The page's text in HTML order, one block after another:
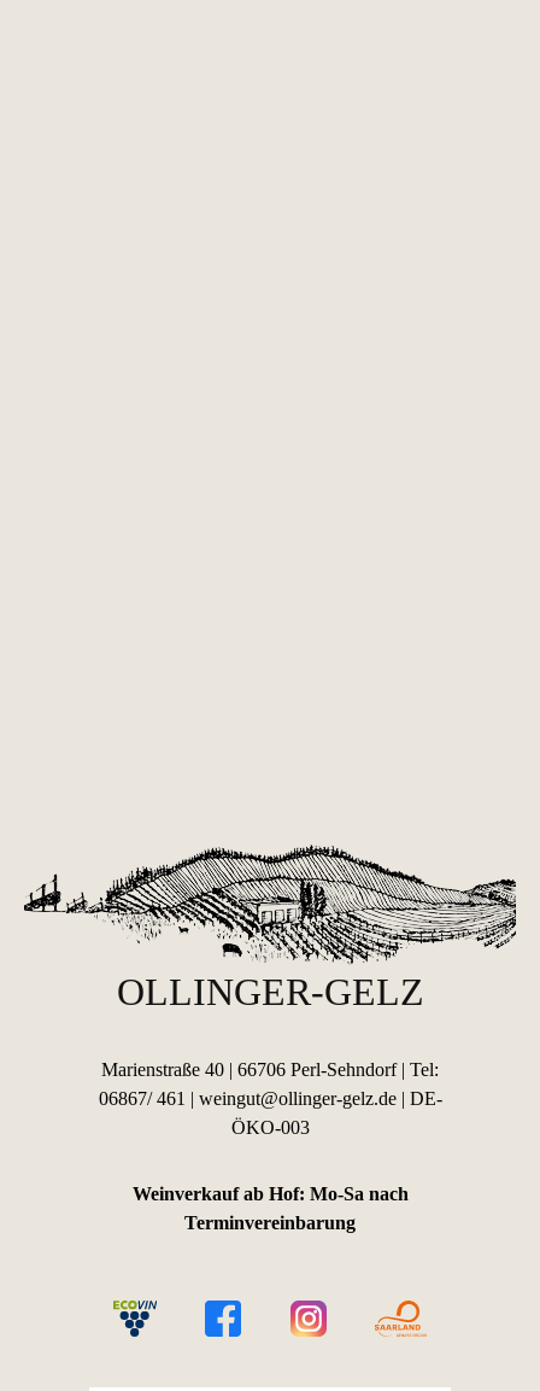
OLLINGER-GELZ
Marienstraße 40 | 66706 Perl-Sehndorf | Tel:
06867/ 461 | weingut@ollinger-gelz.de| DE-
ÖKO-003
Weinverkauf ab Hof: Mo-Sa nach
Terminvereinbarung